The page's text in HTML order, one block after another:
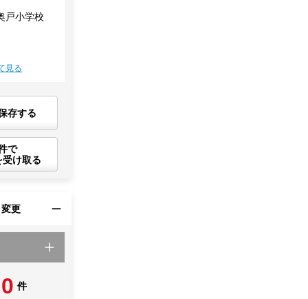
戸小学校
見る
存する
で
受け取る
更
0 件